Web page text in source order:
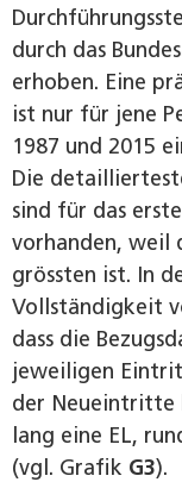
durch das
erhoben. Eine
ist nur für jene
1987 und 2015
Die
sind für das
vorhanden, weil
grössten ist. In
Vollständigkeit
dass die
jeweiligen
der Neueintritte
lang eine EL,
(vgl. Grafik G3).